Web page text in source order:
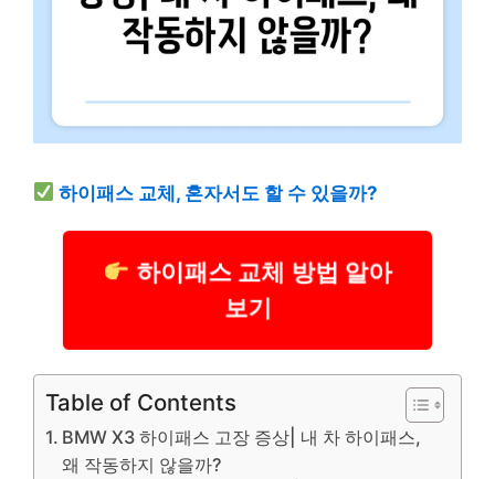
하이패스 교체, 혼자서도 할 수 있을까?
하이패스 교체 방법 알아
보기
Table of Contents
BMW X3 하이패스 고장 증상| 내 차 하이패스,
왜 작동하지 않을까?